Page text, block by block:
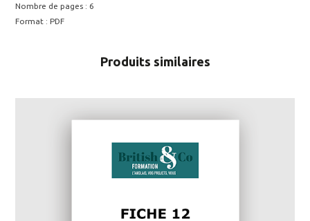
Nombre de pages : 6
Format : PDF
Produits similaires